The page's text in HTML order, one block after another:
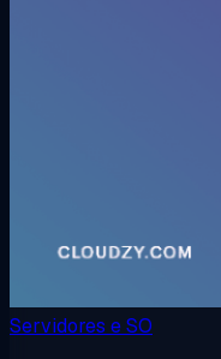
Servidores e SO